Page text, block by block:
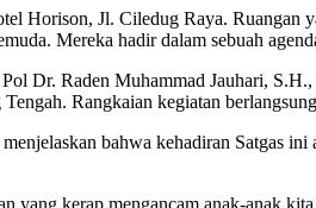
Horison, Jl. Ciledug Raya. Ruangan
Mereka hadir dalam sebuah
Dr. Raden Muhammad Jauhari,
Rangkaian kegiatan
bahwa kehadiran Satgas
yang kerap mengancam anak-anak